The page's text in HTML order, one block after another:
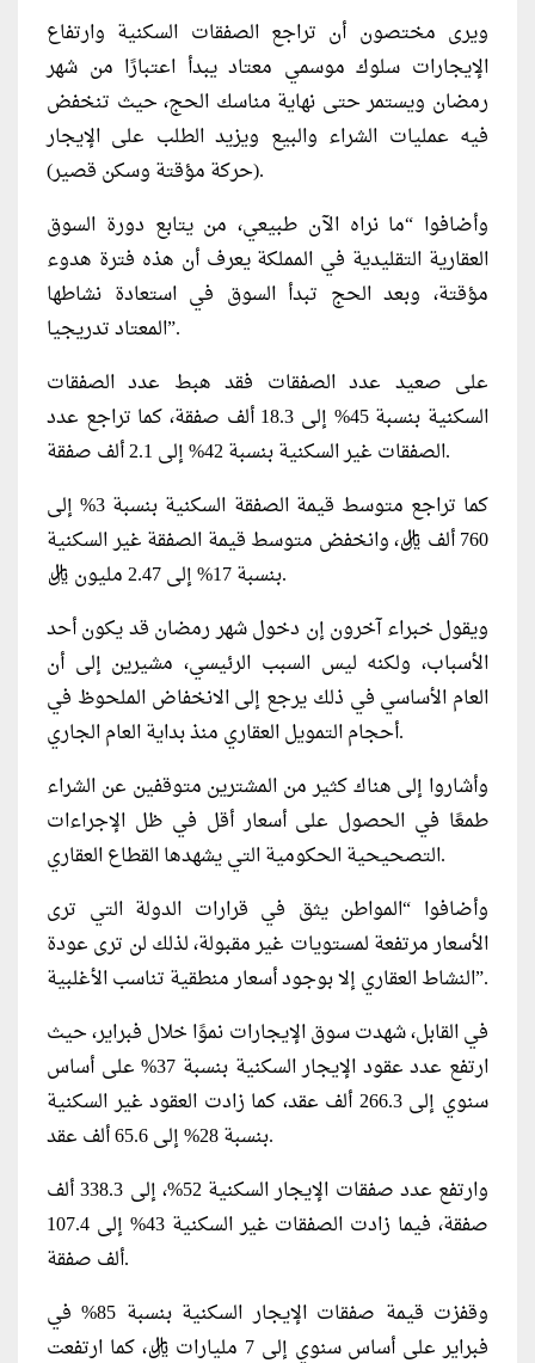
ويرى مختصون أن تراجع الصفقات السكنية وارتفاع
الإيجارات سلوك موسمي معتاد يبدأ اعتبارًا من شهر
رمضان ويستمر حتى نهاية مناسك الحج، حيث تنخفض
فيه عمليات الشراء والبيع ويزيد الطلب على الإيجار
(حركة مؤقتة وسكن قصير).
وأضافوا “ما نراه الآن طبيعي، من يتابع دورة السوق
العقارية التقليدية في المملكة يعرف أن هذه فترة هدوء
مؤقتة، وبعد الحج تبدأ السوق في استعادة نشاطها
المعتاد تدريجيا”.
على صعيد عدد الصفقات فقد هبط عدد الصفقات
السكنية بنسبة 45% إلى 18.3 ألف صفقة، كما تراجع عدد
الصفقات غير السكنية بنسبة 42% إلى 2.1 ألف صفقة.
كما تراجع متوسط قيمة الصفقة السكنية بنسبة 3% إلى
760 ألف ريال، وانخفض متوسط قيمة الصفقة غير السكنية
بنسبة 17% إلى 2.47 مليون ريال.
ويقول خبراء آخرون إن دخول شهر رمضان قد يكون أحد
الأسباب، ولكنه ليس السبب الرئيسي، مشيرين إلى أن
العام الأساسي في ذلك يرجع إلى الانخفاض الملحوظ في
أحجام التمويل العقاري منذ بداية العام الجاري.
وأشاروا إلى هناك كثير من المشترين متوقفين عن الشراء
طمعًا في الحصول على أسعار أقل في ظل الإجراءات
التصحيحية الحكومية التي يشهدها القطاع العقاري.
وأضافوا “المواطن يثق في قرارات الدولة التي ترى
الأسعار مرتفعة لمستويات غير مقبولة، لذلك لن ترى عودة
النشاط العقاري إلا بوجود أسعار منطقية تناسب الأغلبية”.
في القابل، شهدت سوق الإيجارات نموًا خلال فبراير، حيث
ارتفع عدد عقود الإيجار السكنية بنسبة 37% على أساس
سنوي إلى 266.3 ألف عقد، كما زادت العقود غير السكنية
بنسبة 28% إلى 65.6 ألف عقد.
وارتفع عدد صفقات الإيجار السكنية 52%، إلى 338.3 ألف
صفقة، فيما زادت الصفقات غير السكنية 43% إلى 107.4
ألف صفقة.
وقفزت قيمة صفقات الإيجار السكنية بنسبة 85% في
فبراير على أساس سنوي إلى 7 مليارات ريال، كما ارتفعت